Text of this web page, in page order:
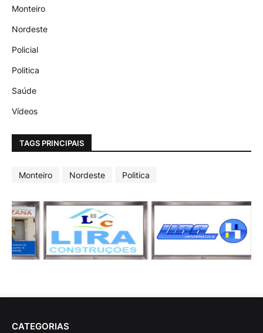
Monteiro
Nordeste
Policial
Politica
Saúde
Vídeos
TAGS PRINCIPAIS
Monteiro Nordeste Politica
CATEGORIAS